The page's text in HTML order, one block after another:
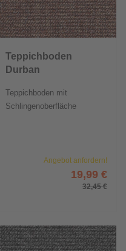
Teppichboden
Durban
Teppichboden mit
Schlingenoberfläche
Angebot anfordern!
19,99 €
32,45 €